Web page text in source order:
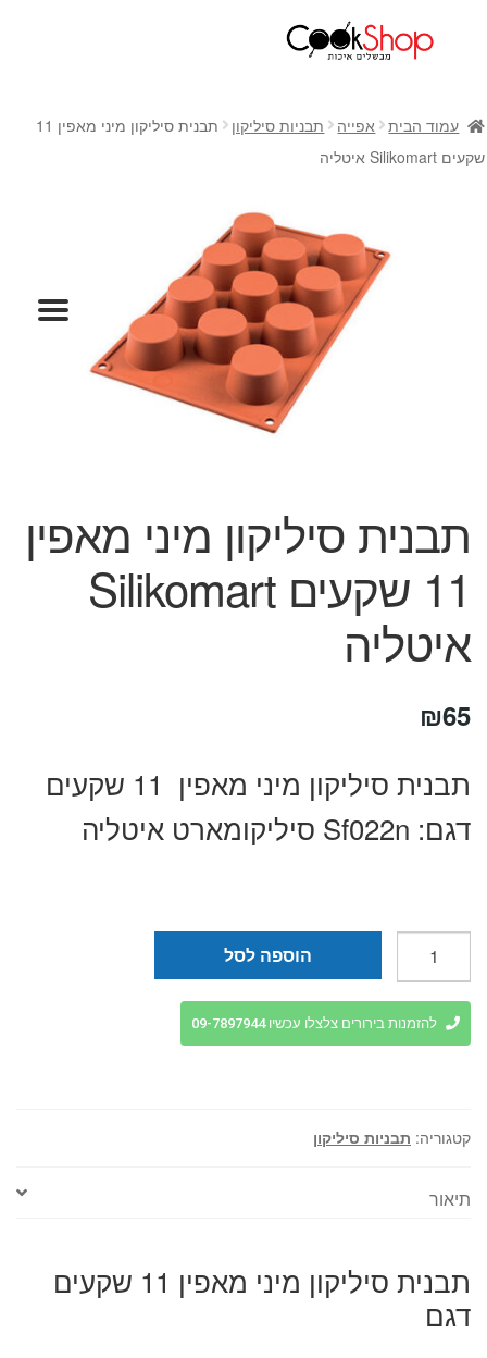
חנות
כלי בישול
כלי הגשה ואירוח
מוצרי חשמל למטבח
גאדג'טס וכלי מטבח
אחסון למטבח
חגים
מתנות למטבח
מתכונים שלכם
מאמרים
תשלום
עמוד הבית אפייה תבניות סיליקון
תבנית סיליקון מיני מאפין 11
שקעים Silikomart איטליה
תבנית סיליקון מיני מאפין
11 שקעים Silikomart
איטליה
₪65
תבנית סיליקון מיני מאפין 11 שקעים
דגם: Sf022n סיליקומארט איטליה
תבנית
סיליקון
מיני
שקעים
הוספה לסל
להזמנות בירורים צלצלו עכשיו 09-7897944
קטגוריה: תבניות סיליקון
תיאור
תבנית סיליקון מיני מאפין 11 שקעים
דגם